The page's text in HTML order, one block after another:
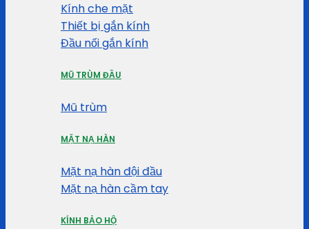
Kính che mặt
Thiết bị gắn kính
Đầu nối gắn kính
MŨ TRÙM ĐẦU
Mũ trùm
MẶT NẠ HÀN
Mặt nạ hàn đội đầu
Mặt nạ hàn cầm tay
KÍNH BẢO HỘ